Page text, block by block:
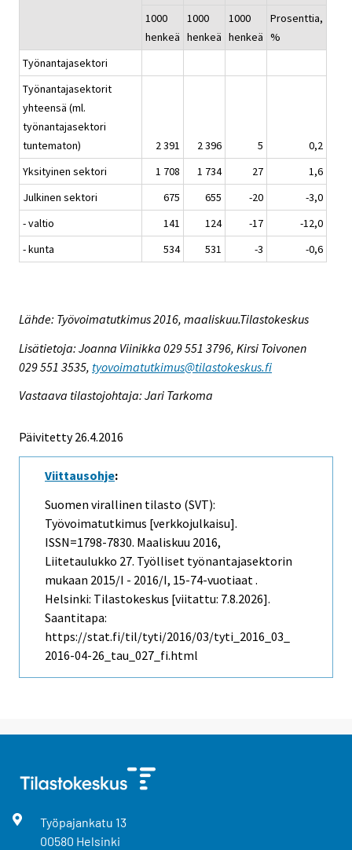
1000
henkeä
1000
henkeä
1000
henkeä
Prosenttia,
%
Työnantajasektori
Työnantajasektorit
yhteensä (ml.
työnantajasektori
tuntematon)
2 391 2 396 5
0,2
Yksityinen sektori
1 708 1 734 27
1,6
Julkinen sektori
675 655 -20
-3,0
- valtio
141 124 -17
-12,0
- kunta
534 531 -3 -0,6
Lähde: Työvoimatutkimus 2016, maaliskuu.Tilastokeskus
Lisätietoja: Joanna Viinikka 029 551 3796, Kirsi Toivonen
029 551 3535, tyovoimatutkimus@tilastokeskus.fi
Vastaava tilastojohtaja: Jari Tarkoma
Päivitetty 26.4.2016
Viittausohje:
Suomen virallinen tilasto (SVT):
Työvoimatutkimus [verkkojulkaisu].
ISSN=1798-7830. Maaliskuu 2016,
Liitetaulukko 27. Työlliset työnantajasektorin
mukaan 2015/I - 2016/I, 15-74-vuotiaat .
Helsinki: Tilastokeskus [viitattu: 7.8.2026].
Saantitapa:
https://stat.fi/til/tyti/2016/03/tyti_2016_03_
2016-04-26_tau_027_fi.html
Työpajankatu 13
00580 Helsinki